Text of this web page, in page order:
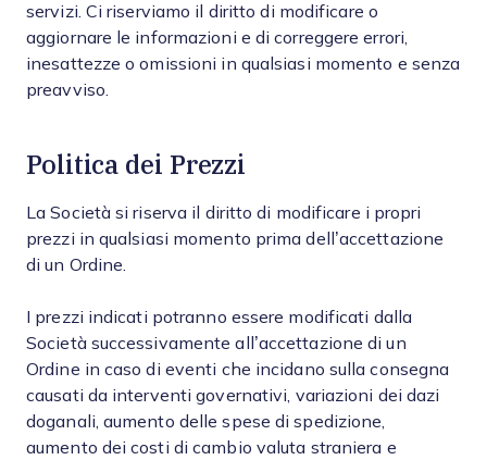
servizi. Ci riserviamo il diritto di modificare o
aggiornare le informazioni e di correggere errori,
inesattezze o omissioni in qualsiasi momento e senza
preavviso.
Politica dei Prezzi
La Società si riserva il diritto di modificare i propri
prezzi in qualsiasi momento prima dell’accettazione
di un Ordine.
I prezzi indicati potranno essere modificati dalla
Società successivamente all’accettazione di un
Ordine in caso di eventi che incidano sulla consegna
causati da interventi governativi, variazioni dei dazi
doganali, aumento delle spese di spedizione,
aumento dei costi di cambio valuta straniera e